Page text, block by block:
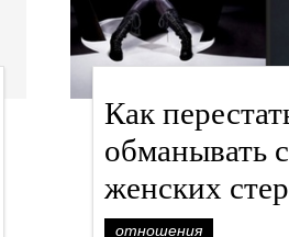
Как
обманывать
женских
отношения